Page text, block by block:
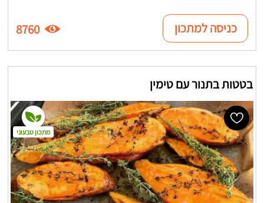
כניסה למתכון 8760
בטטות בתנור עם טימין
מתכון טבעוני